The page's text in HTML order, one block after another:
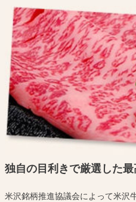
吾妻山から湧き出る水と水稲単作
沢牛の質をさらに高めております
このような自然環境に加えて米
われた 飼育技術によってきめ細
されているのです。
独自の目利きで厳選した
米沢銘柄推進協議会によって米沢